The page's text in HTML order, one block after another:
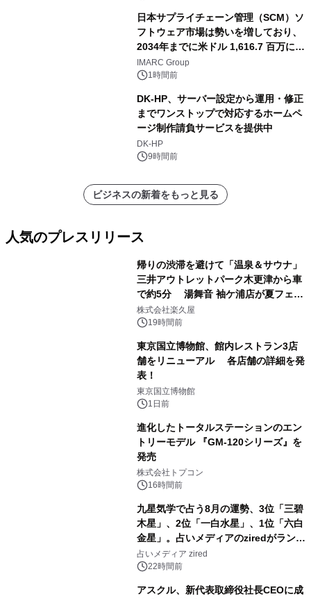
日本サプライチェーン管理（SCM）ソ
フトウェア市場は勢いを増しており、
2034年までに米ドル 1,616.7 百万に達
し、CAGR 3.42%で成長すると予測
IMARC Group
1時間前
DK-HP、サーバー設定から運用・修正
までワンストップで対応するホームペ
ージ制作請負サービスを提供中
DK-HP
9時間前
ビジネスの新着をもっと見る
人気のプレスリリース
帰りの渋滞を避けて「温泉＆サウナ」
三井アウトレットパーク木更津から車
で約5分 湯舞音 袖ケ浦店が夏フェア
メニューを提供
株式会社楽久屋
19時間前
東京国立博物館、館内レストラン3店
舗をリニューアル 各店舗の詳細を発
表！
東京国立博物館
1日前
進化したトータルステーションのエン
トリーモデル 『GM-120シリーズ』を
発売
株式会社トプコン
16時間前
九星気学で占う8月の運勢、3位「三碧
木星」、2位「一白水星」、1位「六白
金星」。占いメディアのziredがランキ
ングを発表
占いメディア zired
22時間前
アスクル、新代表取締役社長CEOに成